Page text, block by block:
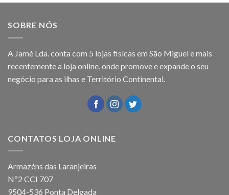
SOBRE NÓS
A Jamé Lda. conta com 5 lojas fisícas em São Miguel e mais
recentemente a loja online, onde promove e expande o seu
negócio para as ilhas e Território Continental.
CONTATOS LOJA ONLINE
Armazéns das Laranjeiras
Nº2 CCI 707
9504-536 Ponta Delgada